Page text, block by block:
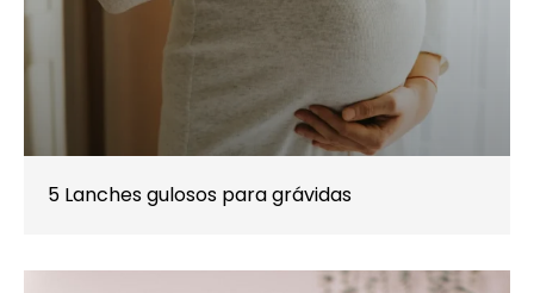
5 Lanches gulosos para grávidas